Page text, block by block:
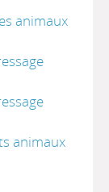
animaux
animaux